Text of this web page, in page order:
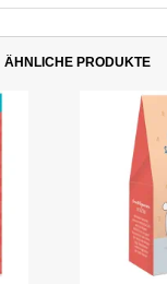
ÄHNLICHE PRODUKTE